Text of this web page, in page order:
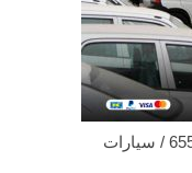
نشتري السيارات الهجن / 65514411 / سيارات